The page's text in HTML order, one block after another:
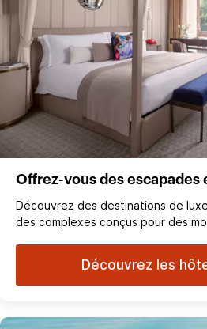
Offrez-vous des escapades
Découvrez des destinations de
des complexes conçus pour des
Découvrez les